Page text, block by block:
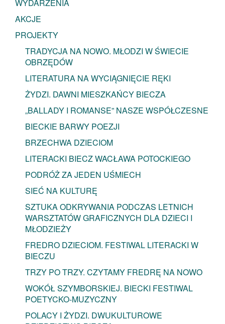
WYDARZENIA
AKCJE
PROJEKTY
TRADYCJA NA NOWO. MŁODZI W ŚWIECIE
OBRZĘDÓW
LITERATURA NA WYCIĄGNIĘCIE RĘKI
ŻYDZI. DAWNI MIESZKAŃCY BIECZA
„BALLADY I ROMANSE” NASZE WSPÓŁCZESNE
BIECKIE BARWY POEZJI
BRZECHWA DZIECIOM
LITERACKI BIECZ WACŁAWA POTOCKIEGO
PODRÓŻ ZA JEDEN UŚMIECH
SIEĆ NA KULTURĘ
SZTUKA ODKRYWANIA PODCZAS LETNICH
WARSZTATÓW GRAFICZNYCH DLA DZIECI I
MŁODZIEŻY
FREDRO DZIECIOM. FESTIWAL LITERACKI W
BIECZU
TRZY PO TRZY. CZYTAMY FREDRĘ NA NOWO
WOKÓŁ SZYMBORSKIEJ. BIECKI FESTIWAL
POETYCKO-MUZYCZNY
POLACY I ŻYDZI. DWUKULTUROWE